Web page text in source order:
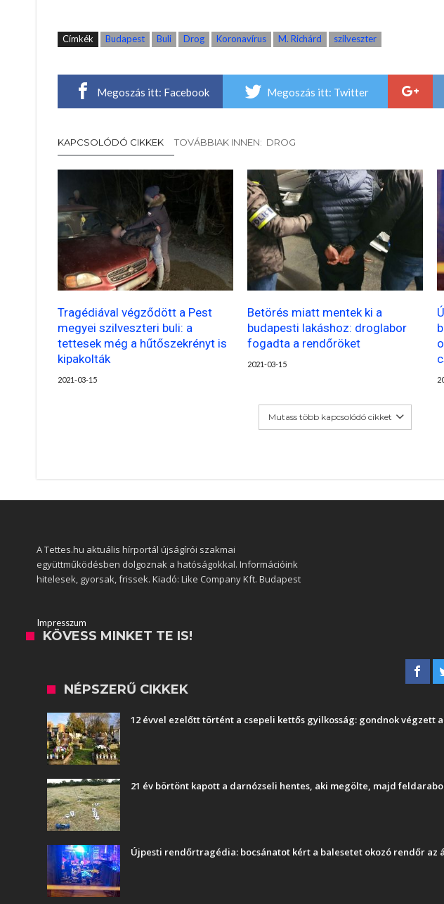
Címkék Budapest Buli Drog Koronavírus M. Richárd szilveszter
Megoszás itt: Facebook Megoszás itt: Twitter
KAPCSOLÓDÓ CIKKEK TOVÁBBIAK INNEN: DROG
Tragédiával végződött a Pest
megyei szilveszteri buli: a
tettesek még a hűtőszekrényt is
kipakolták
2021-03-15
Betörés miatt mentek ki a
budapesti lakáshoz: droglabor
fogadta a rendőröket
2021-03-15
Mutass több kapcsolódó cikket
A Tettes.hu aktuális hírportál újságírói szakmai
együttműködésben dolgoznak a hatóságokkal. Információink
hitelesek, gyorsak, frissek. Kiadó: Like Company Kft. Budapest
Impresszum
KÖVESS MINKET TE IS!
NÉPSZERŰ CIKKEK
12 évvel ezelőtt történt a csepeli kettős gyilkosság: gondnok végzett
21 év börtönt kapott a darnózseli hentes, aki megölte, majd
Újpesti rendőrtragédia: bocsánatot kért a balesetet okozó rendőr az